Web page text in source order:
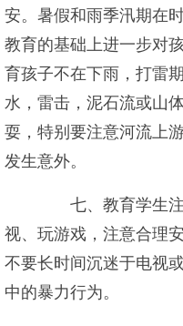
安。暑假和雨季汛期在
教育的基础上进一步对
育孩子不在下雨，打雷
水，雷击，泥石流或山
耍，特别要注意河流上
发生意外。
七、教育学生注
视、玩游戏，注意合理
不要长时间沉迷于电视
中的暴力行为。